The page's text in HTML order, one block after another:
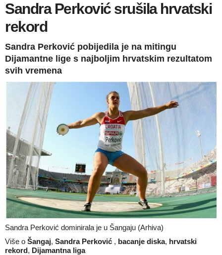
Sandra Perković srušila hrvatski
rekord
Sandra Perković pobijedila je na mitingu
Dijamantne lige s najboljim hrvatskim rezultatom
svih vremena
Sandra Perković dominirala je u Šangaju (Arhiva)
Više o Šangaj, Sandra Perković , bacanje diska, hrvatski
rekord, Dijamantna liga